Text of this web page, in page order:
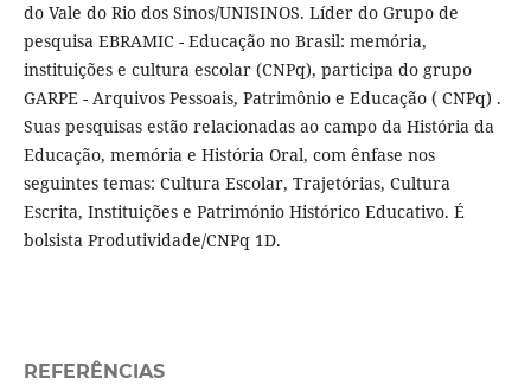
do Vale do Rio dos Sinos/UNISINOS. Líder do Grupo de
pesquisa EBRAMIC - Educação no Brasil: memória,
instituições e cultura escolar (CNPq), participa do grupo
GARPE - Arquivos Pessoais, Patrimônio e Educação ( CNPq) .
Suas pesquisas estão relacionadas ao campo da História da
Educação, memória e História Oral, com ênfase nos
seguintes temas: Cultura Escolar, Trajetórias, Cultura
Escrita, Instituições e Património Histórico Educativo. É
bolsista Produtividade/CNPq 1D.
REFERÊNCIAS